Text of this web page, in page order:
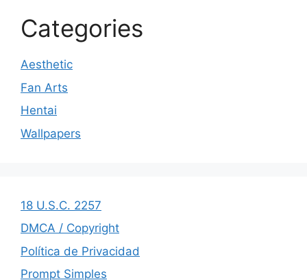
Categories
Aesthetic
Fan Arts
Hentai
Wallpapers
18 U.S.C. 2257
DMCA / Copyright
Política de Privacidad
Prompt Simples